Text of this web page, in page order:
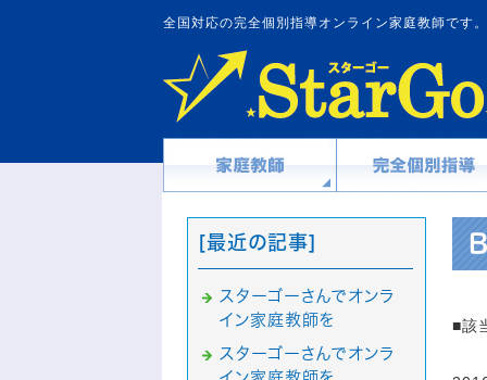
全国対応の完全個別指導オンライン家庭教師です
■該
[最近の記事]
スターゴーさんでオンラ
イン家庭教師を
スターゴーさんでオンラ